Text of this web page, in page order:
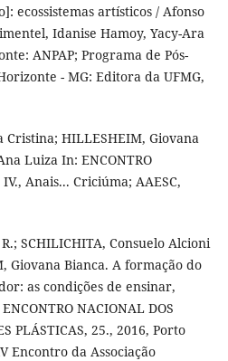
ecossistemas artísticos / Afonso
Idanise Hamoy, Yacy-Ara
ANPAP; Programa de Pós-
- MG: Editora da UFMG,
Cristina; HILLESHEIM, Giovana
Luiza In: ENCONTRO
Anais... Criciúma; AAESC,
SCHILICHITA, Consuelo Alcioni
Giovana Bianca. A formação do
as condições de ensinar,
NACIONAL DOS
PLÁSTICAS, 25., 2016, Porto
Encontro da Associação